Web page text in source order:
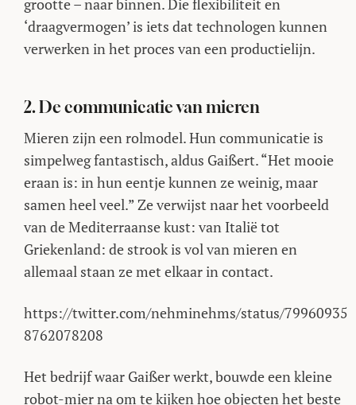
grootte – naar binnen. Die flexibiliteit en
‘draagvermogen’ is iets dat technologen kunnen
verwerken in het proces van een productielijn.
2. De communicatie van mieren
Mieren zijn een rolmodel. Hun communicatie is
simpelweg fantastisch, aldus Gaißert. “Het mooie
eraan is: in hun eentje kunnen ze weinig, maar
samen heel veel.” Ze verwijst naar het voorbeeld
van de Mediterraanse kust: van Italië tot
Griekenland: de strook is vol van mieren en
allemaal staan ze met elkaar in contact.
https://twitter.com/nehminehms/status/79960935
8762078208
Het bedrijf waar Gaißer werkt, bouwde een kleine
robot-mier na om te kijken hoe objecten het beste